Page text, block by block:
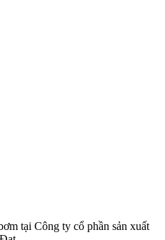
tại Công ty cổ phần sản xuất